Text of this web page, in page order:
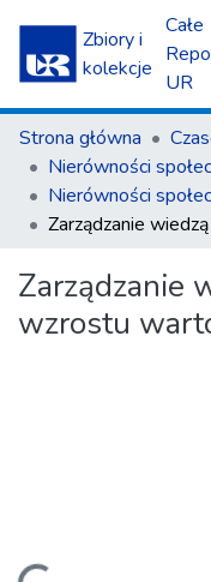
Zbiory i
kolekcje
Całe
UR
Strona główna
Zarządzanie
wzrostu